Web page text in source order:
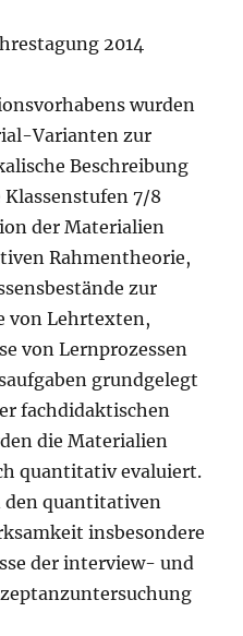
2014
wurden
Varianten zur
Beschreibung
7/8
der Materialien
Rahmentheorie,
zur
von Lehrtexten,
von Lernprozessen
grundgelegt
fachdidaktischen
die Materialien
quantitativ evaluiert.
den quantitativen
insbesondere
der interview- und